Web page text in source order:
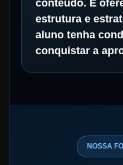
conteúdo. É
estrutura e
aluno tenha
conquistar a
NOSSA